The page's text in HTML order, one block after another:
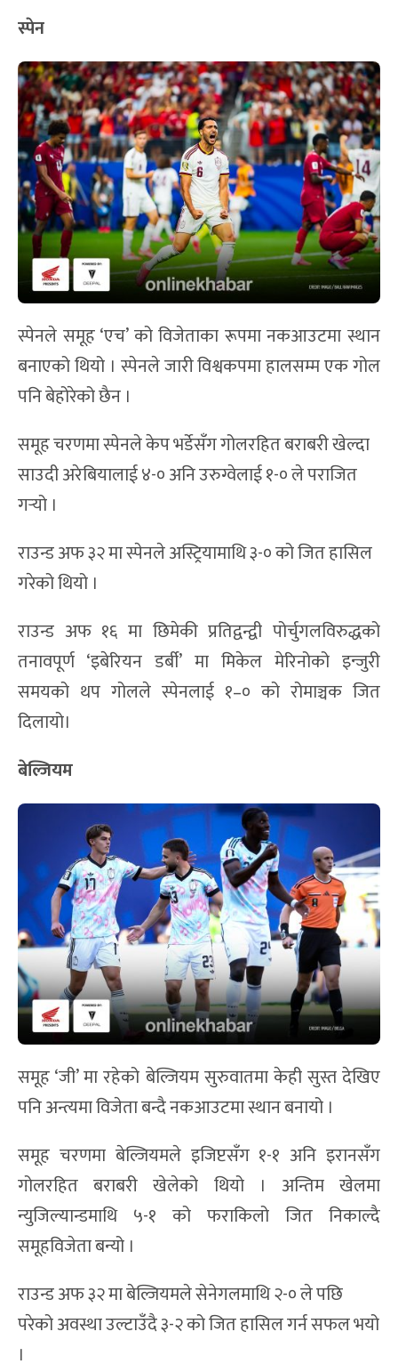
स्पेन
स्पेनले समूह ‘एच’ को विजेताका रूपमा नकआउटमा स्थान
बनाएको थियो । स्पेनले जारी विश्वकपमा हालसम्म एक गोल
पनि बेहोरेको छैन ।
समूह चरणमा स्पेनले केप भर्डेसँग गोलरहित बराबरी खेल्दा
साउदी अरेबियालाई ४-० अनि उरुग्वेलाई १-० ले पराजित
गर्‍यो ।
राउन्ड अफ ३२ मा स्पेनले अस्ट्रियामाथि ३-० को जित हासिल
गरेको थियो ।
राउन्ड अफ १६ मा छिमेकी प्रतिद्वन्द्वी पोर्चुगलविरुद्धको
तनावपूर्ण ‘इबेरियन डर्बी’ मा मिकेल मेरिनोको इन्जुरी
समयको थप गोलले स्पेनलाई १–० को रोमाञ्चक जित
दिलायो।
बेल्जियम
समूह ‘जी’ मा रहेको बेल्जियम सुरुवातमा केही सुस्त देखिए
पनि अन्त्यमा विजेता बन्दै नकआउटमा स्थान बनायो ।
समूह चरणमा बेल्जियमले इजिप्टसँग १-१ अनि इरानसँग
गोलरहित बराबरी खेलेको थियो । अन्तिम खेलमा
न्युजिल्यान्डमाथि ५-१ को फराकिलो जित निकाल्दै
समूहविजेता बन्यो ।
राउन्ड अफ ३२ मा बेल्जियमले सेनेगलमाथि २-० ले पछि
परेको अवस्था उल्टाउँदै ३-२ को जित हासिल गर्न सफल भयो
।